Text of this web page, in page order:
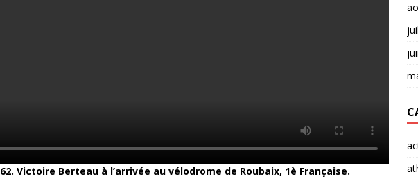
Victoire Berteau à l’arrivée au vélodrome de Roubaix, 1è Française.